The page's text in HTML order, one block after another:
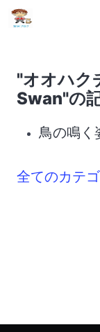
"オオハ
Swan"の
鳥の鳴く
全てのカテ